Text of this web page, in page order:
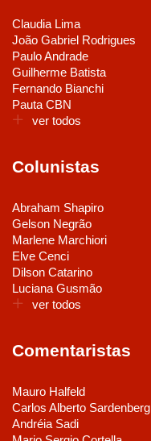
Claudia Lima
João Gabriel Rodrigues
Paulo Andrade
Guilherme Batista
Fernando Bianchi
Pauta CBN
ver todos
Colunistas
Abraham Shapiro
Gelson Negrão
Marlene Marchiori
Elve Cenci
Dilson Catarino
Luciana Gusmão
ver todos
Comentaristas
Mauro Halfeld
Carlos Alberto Sardenberg
Andréia Sadi